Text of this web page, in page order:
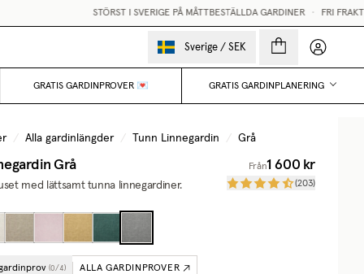
STÖRST I SVERIGE PÅ MÅTTBESTÄLLDA GARDINER • FRI FRAKT ÖVER
Sverige / SEK Mina
GRATIS GARDINPROVER 💌 GRATIS GARDINPLANERING
/ Alla gardinlängder / Tunn Linnegardin / Grå
Grå
med lättsamt tunna linnegardiner.
Från1 600 kr
(203)
(0/4) ALLA GARDINPROVER